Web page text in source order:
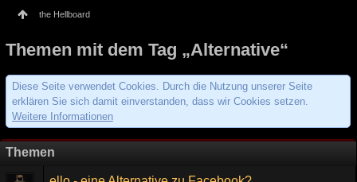
the Hellboard
Themen mit dem Tag „Alternative“
Diese Seite verwendet Cookies. Durch die Nutzung unserer Seite
erklären Sie sich damit einverstanden, dass wir Cookies setzen.
Weitere Informationen
Themen